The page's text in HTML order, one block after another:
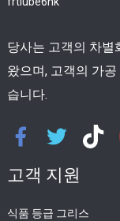
당사는 고객의 차별
왔으며, 고객의 가
습니다.
고객 지원
식품 등급 그리스